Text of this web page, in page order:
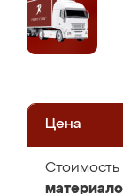
Цена
Стоимость